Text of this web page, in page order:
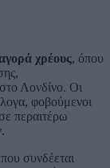
χρέους, όπου
στο Λονδίνο. Οι
φοβούμενοι
περαιτέρω
συνδέεται